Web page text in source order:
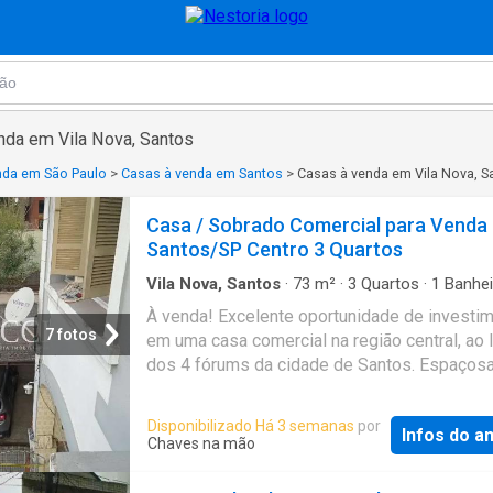
em Vila Nova, Santos
em São Paulo > Casas à venda em Santos > Casas à venda em Vila Nova,
7 fotos
Casa / Sobrado Comercial para Venda
Santos/SP Centro 3 Quartos
Vila Nova, Santos · 73 m² · 3 Quartos · 1
Casa
À venda! Excelente oportunidade de
em uma casa comercial na região central, ao
dos 4 fórums da cidade de Santos. Espaçosa
para montar seu negócio, 1 banheiro
vaga de garagem coberta e 73,48 m2 de
este imóvel é perfeito para quem busca
Disponibilizado Há 3 semanas por
Chaves na mão
Infos do